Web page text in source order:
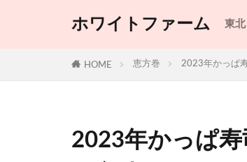
ホワイトファーム 東北
HOME 恵方巻 2023年かっぱ
2023年かっぱ